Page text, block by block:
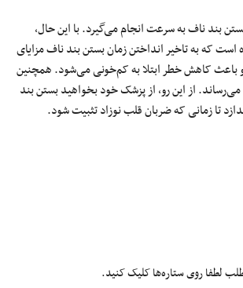
بند ناف به سرعت انجام می‌گیرد. با این حال،
که به تاخیر انداختن زمان بستن بند ناف مزایای
باعث کاهش خطر ابتلا به کم‌خونی می‌شود. همچنین
از این رو، از پزشک خود بخواهید بستن بند
تا زمانی که ضربان قلب نوزاد تثبیت شود.
لطفا روی ستاره‌ها کلیک کنید.